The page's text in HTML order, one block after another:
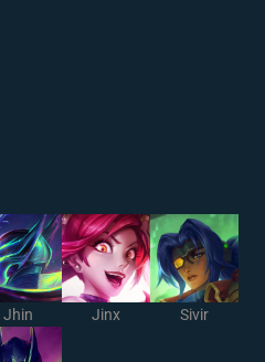
Jhin Jinx Sivir